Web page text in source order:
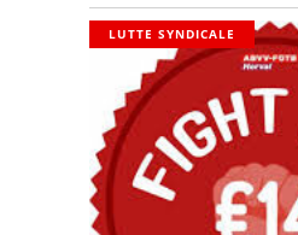
LUTTE SYNDICALE